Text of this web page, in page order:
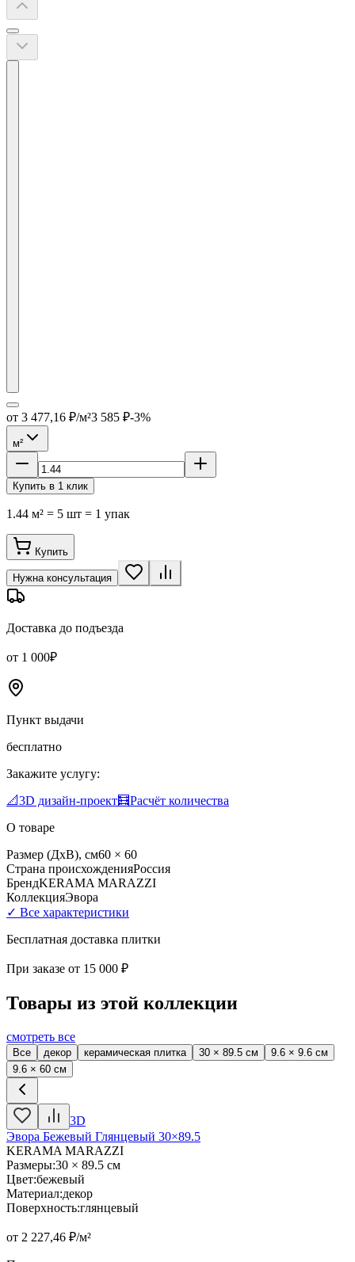
от 3 477,16 ₽/м²3 585 ₽-3%
м²
Купить в 1 клик
1.44 м² = 5 шт = 1 упак
Купить
Нужна консультация
Доставка до подъезда
от 1 000₽
Пункт выдачи
бесплатно
Закажите услугу:
📐3D дизайн-проект🧮Расчёт количества
О товаре
Размер (ДхВ), см60 × 60
Страна происхожденияРоссия
БрендKERAMA MARAZZI
КоллекцияЭвора
✓ Все характеристики
Бесплатная доставка плитки
При заказе от 15 000 ₽
Товары из этой коллекции
смотреть все
Все декор керамическая плитка 30 × 89.5 см
9.6 × 9.6 см
9.6 × 60 см
3D
Эвора Бежевый Глянцевый 30×89.5
KERAMA MARAZZI
Размеры:30 × 89.5 см
Цвет:бежевый
Материал:декор
Поверхность:глянцевый
от 2 227,46 ₽/м²